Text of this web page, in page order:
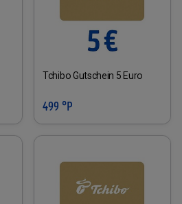
Tchibo Gutschein 5 Euro
499 °P